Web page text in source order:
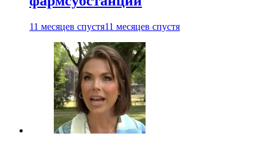
11 месяцев спустя11 месяцев спустя